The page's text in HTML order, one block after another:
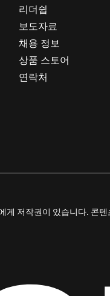
리더쉽
보도자료
채용 정보
상품 스토어
연락처
저작권이 있습니다. 콘텐